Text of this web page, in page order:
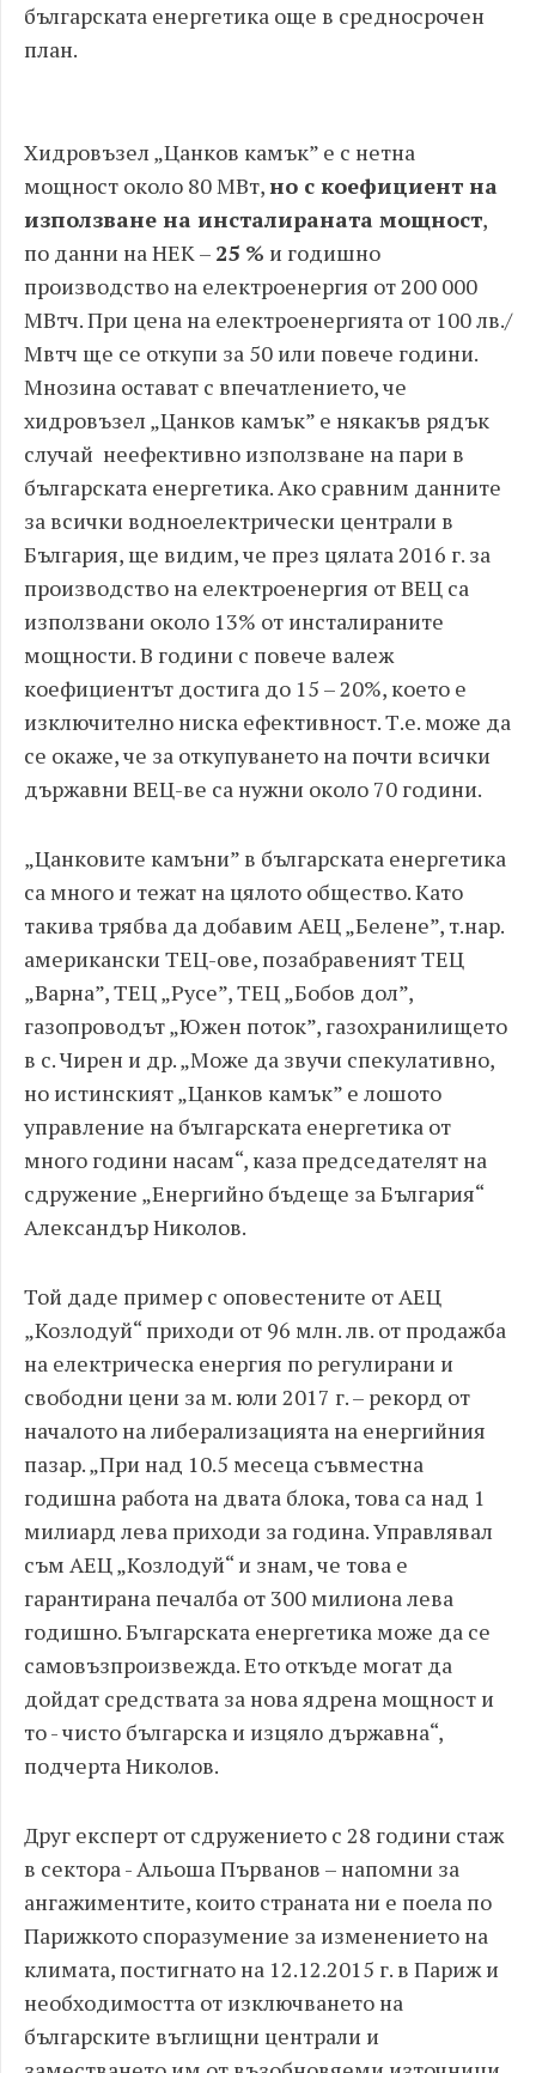
българската енергетика още в средносрочен
план.
Хидровъзел „Цанков камък” е с нетна
мощност около 80 МВт,но с коефициент на
използване на инсталираната мощност,
по данни на НЕК – 25 % и годишно
производство на електроенергия от 200 000
МВтч. При цена на електроенергията от 100 лв./
Мвтч ще се откупи за 50 или повече години.
Мнозина остават с впечатлението, че
хидровъзел „Цанков камък” е някакъв рядък
случай неефективно използване на пари в
българската енергетика. Ако сравним данните
за всички водноелектрически централи в
България, ще видим, че през цялата 2016 г. за
производство на електроенергия от ВЕЦ са
използвани около 13% от инсталираните
мощности. В години с повече валеж
коефициентът достига до 15 – 20%, което е
изключително ниска ефективност. Т.е. може да
се окаже, че за откупуването на почти всички
държавни ВЕЦ-ве са нужни около 70 години.
„Цанковите камъни” в българската енергетика
са много и тежат на цялото общество. Като
такива трябва да добавим АЕЦ „Белене”, т.нар.
американски ТЕЦ-ове, позабравеният ТЕЦ
„Варна”, ТЕЦ „Русе”, ТЕЦ „Бобов дол”,
газопроводът „Южен поток”, газохранилището
в с. Чирен и др. „Може да звучи спекулативно,
но истинският „Цанков камък” е лошото
управление на българската енергетика от
много години насам“, каза председателят на
сдружение „Енергийно бъдеще за България“
Александър Николов.
Той даде пример с оповестените от АЕЦ
„Козлодуй“ приходи от 96 млн. лв. от продажба
на електрическа енергия по регулирани и
свободни цени за м. юли 2017 г. – рекорд от
началото на либерализацията на енергийния
пазар. „При над 10.5 месеца съвместна
годишна работа на двата блока, това са над 1
милиард лева приходи за година. Управлявал
съм АЕЦ „Козлодуй“ и знам, че това е
гарантирана печалба от 300 милиона лева
годишно. Българската енергетика може да се
самовъзпроизвежда. Ето откъде могат да
дойдат средствата за нова ядрена мощност и
то - чисто българска и изцяло държавна“,
подчерта Николов.
Друг експерт от сдружението с 28 години стаж
в сектора - Альоша Първанов – напомни за
ангажиментите, които страната ни е поела по
Парижкото споразумение за изменението на
климата, постигнато на 12.12.2015 г. в Париж и
необходимостта от изключването на
българските въглищни централи и